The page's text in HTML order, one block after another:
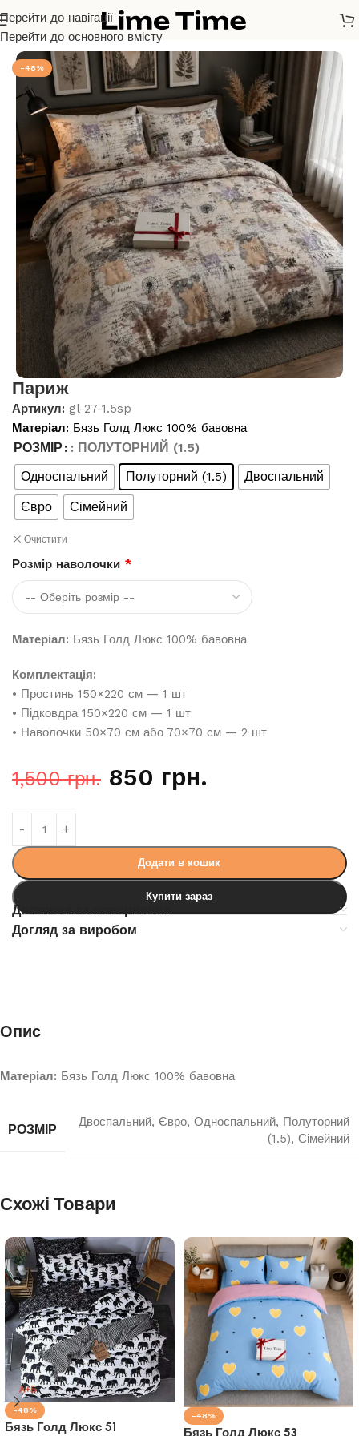
Перейти до навігації
Перейти до основного вмісту
Головна/Бязь Голд Люкс
-48%
Париж
Артикул: gl-27-1.5sp
Матеріал: Бязь Голд Люкс 100% бавовна
РОЗМІР
: ПОЛУТОРНИЙ (1.5)
Односпальний
Полуторний (1.5)
Двоспальний
Євро
Сімейний
Очистити
Розмір наволочки *
Матеріал: Бязь Голд Люкс 100% бавовна
Комплектація:
• Простинь 150×220 см — 1 шт
• Підковдра 150×220 см — 1 шт
• Наволочки 50×70 см або 70×70 см — 2 шт
1,500грн. 850 грн.
Додати в кошик
Купити зараз
Доставка та повернення
Догляд за виробом
Опис
Матеріал: Бязь Голд Люкс 100% бавовна
РОЗМІР
Двоспальний, Євро, Односпальний, Полуторний
(1.5), Сімейний
Схожі Товари
-48%
Бязь Голд Люкс 51
-48%
Бязь Голд Люкс 53